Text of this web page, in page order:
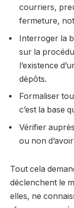
courriers,
fermeture,
Interroger la
sur la
l’existence
dépôts.
Formaliser
c’est la base
Vérifier
ou non
Tout cela
déclenchent le
elles, ne